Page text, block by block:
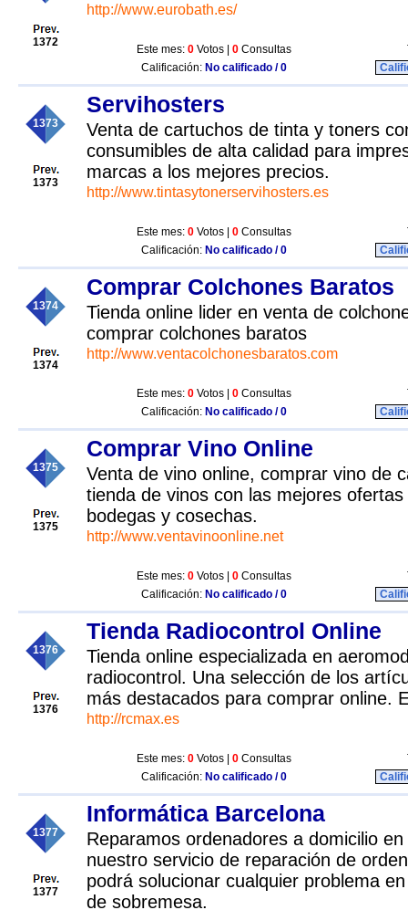
1372
http://www.eurobath.es/
Este mes: 0 Votos | 0 Consultas
Calificación: No calificado / 0
1373
1373
Servihosters
Venta de cartuchos de tinta y toners
consumibles de alta calidad para
marcas a los mejores precios.
http://www.tintasytonerservihosters.es
Este mes: 0 Votos | 0 Consultas
Calificación: No calificado / 0
1374
1374
Comprar Colchones Baratos
Tienda online lider en venta de
comprar colchones baratos
http://www.ventacolchonesbaratos.com
Este mes: 0 Votos | 0 Consultas
Calificación: No calificado / 0
1375
1375
Comprar Vino Online
Venta de vino online, comprar vino de
tienda de vinos con las mejores
bodegas y cosechas.
http://www.ventavinoonline.net
Este mes: 0 Votos | 0 Consultas
Calificación: No calificado / 0
1376
1376
Tienda Radiocontrol Online
Tienda online especializada en
radiocontrol. Una selección de los
más destacados para comprar online.
http://rcmax.es
Este mes: 0 Votos | 0 Consultas
Calificación: No calificado / 0
1377
1377
Informática Barcelona
Reparamos ordenadores a domicilio
nuestro servicio de reparación de
podrá solucionar cualquier problema
de sobremesa.